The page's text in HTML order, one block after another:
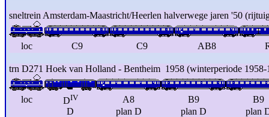
sneltrein Amsterdam-Maastricht/Heerlen halverwege jaren '50
loc C9 C9 AB8
trn D271 Hoek van Holland - Bentheim 1958 (winterperiode 1958-
loc DIV A8 B9
B9
D
plan D plan D plan